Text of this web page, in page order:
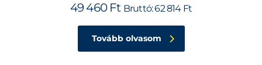
49 460 Ft Bruttó:62 814 Ft
Tovább olvasom